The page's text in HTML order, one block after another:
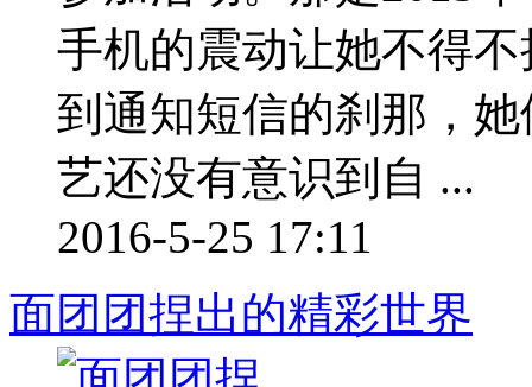
手机的震动让她不得
到通知短信的刹那，
艺还没有意识到自 ...
2016-5-25 17:11
面团团捏出的精彩世界